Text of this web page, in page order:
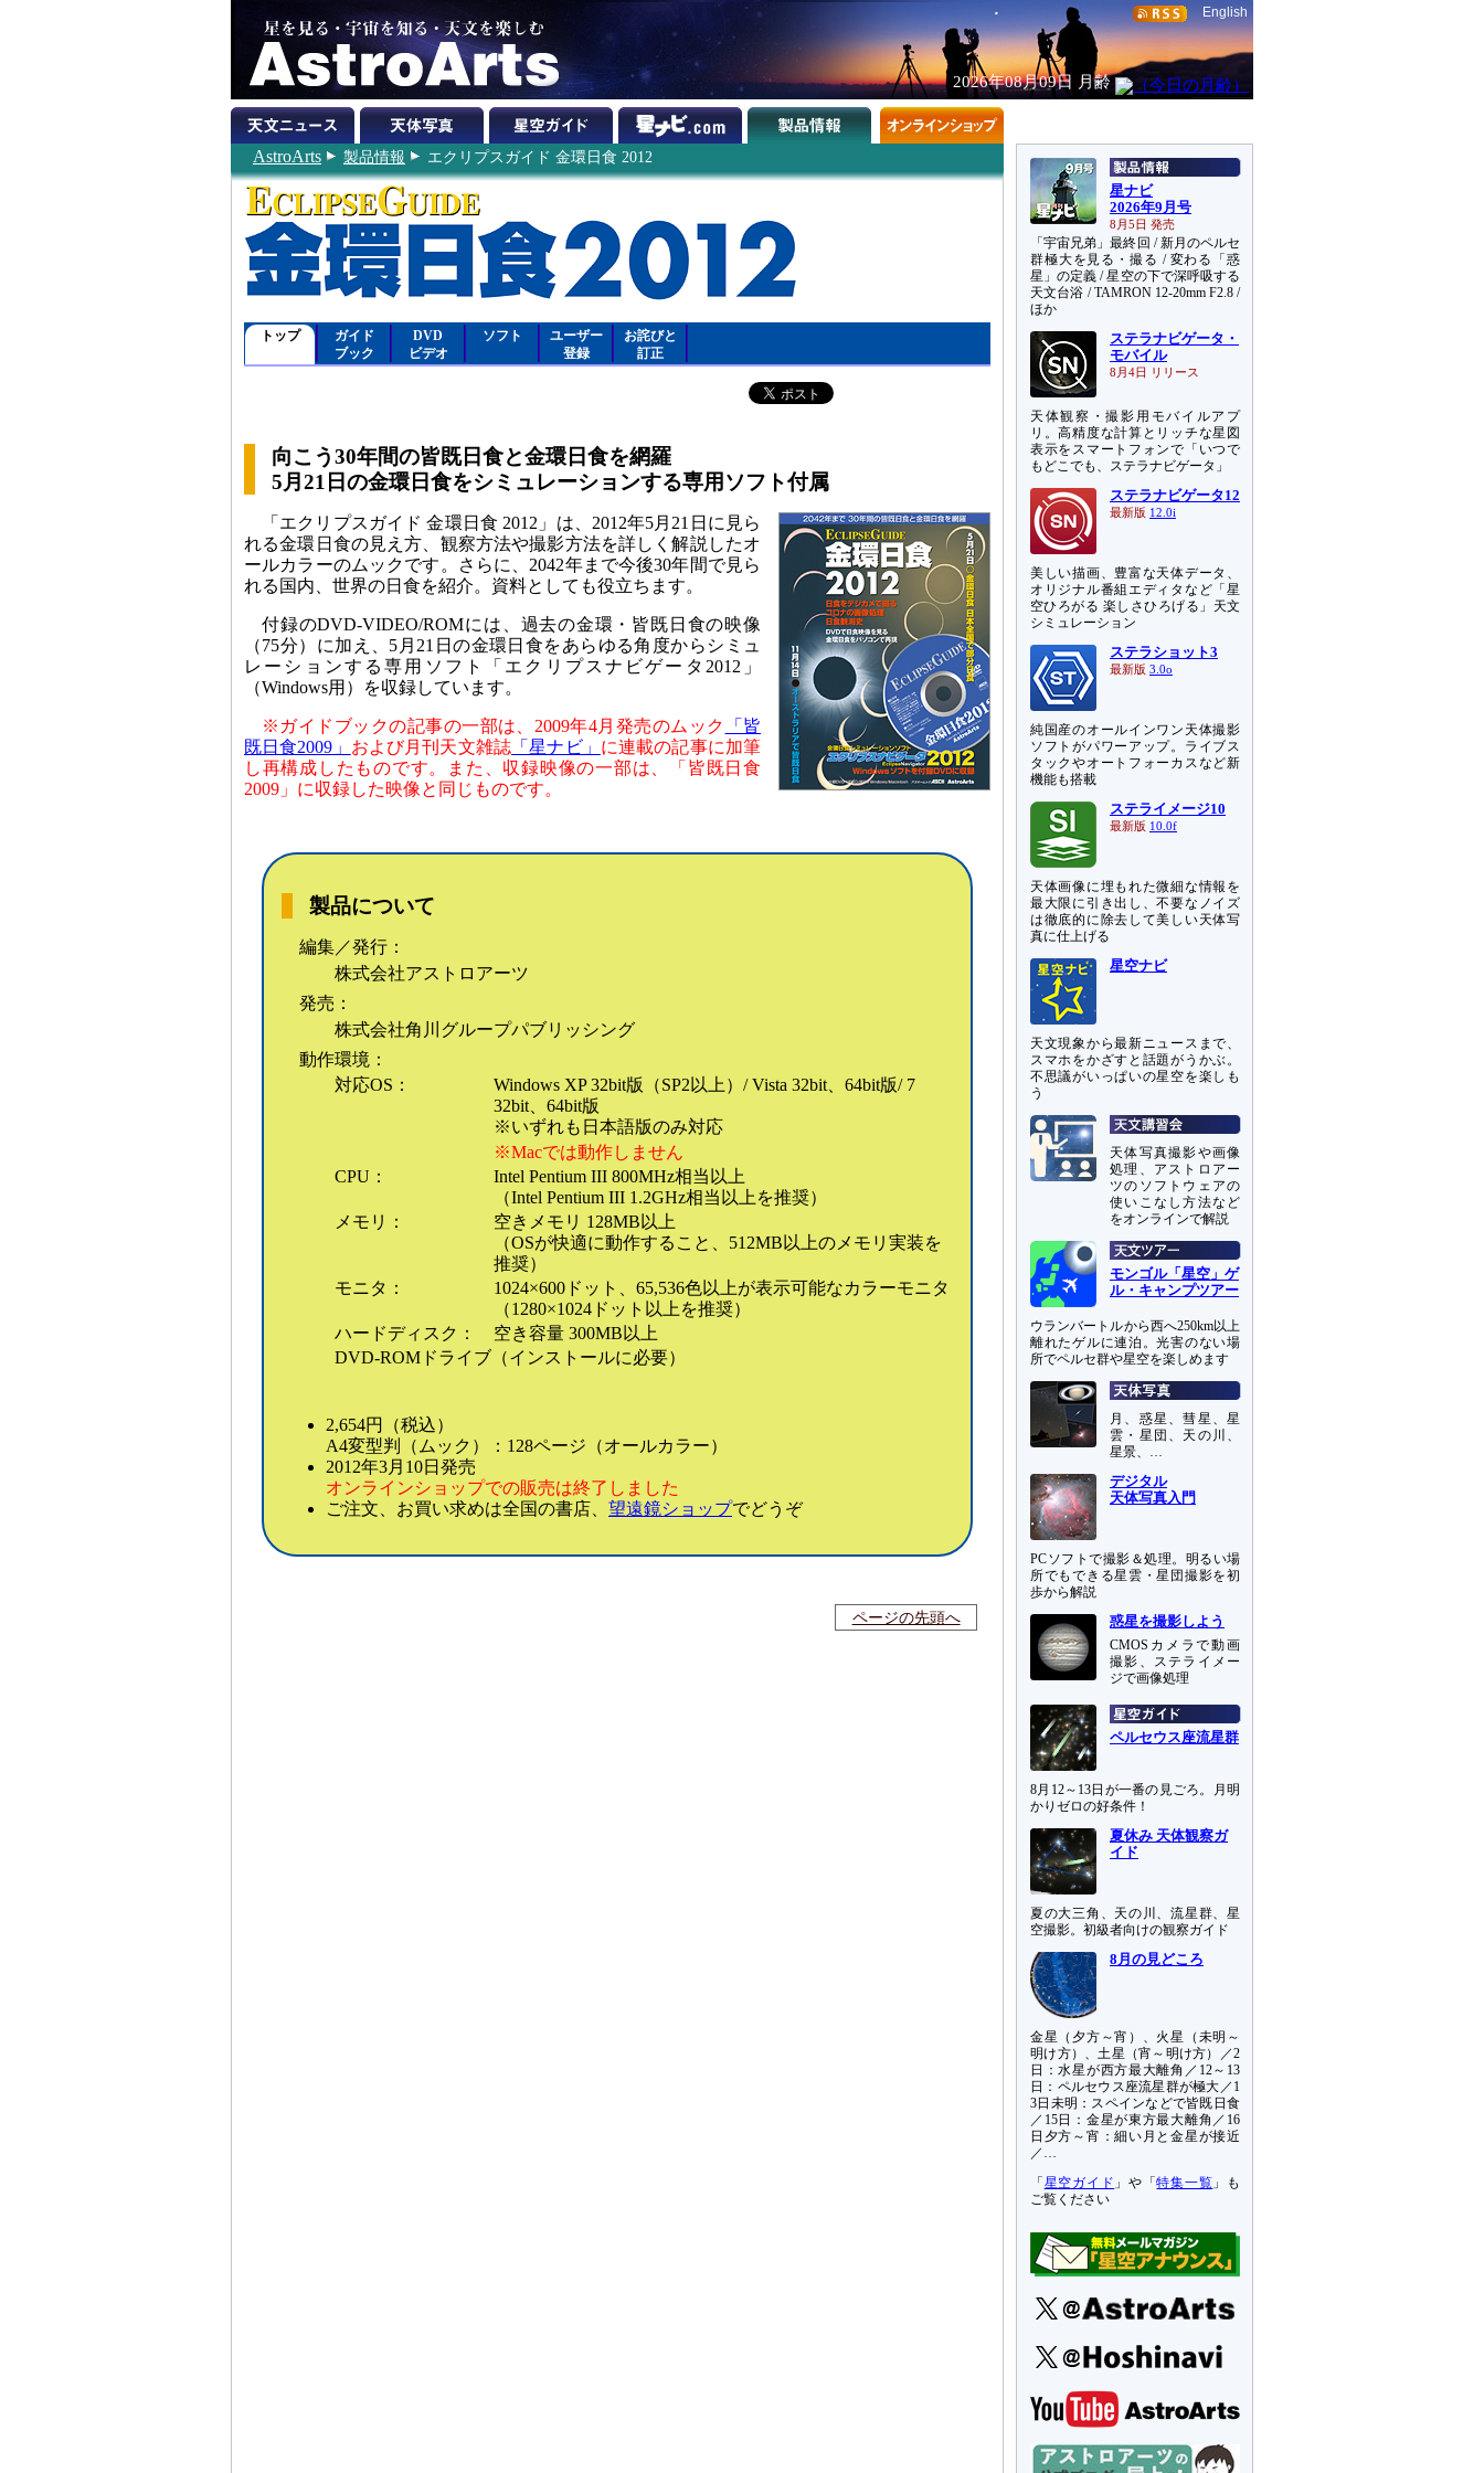
English
2026年08月09日 月齢
AstroArts 製品情報 エクリプスガイド 金環日食 2012
トップ
ガイド
ブック
DVD
ビデオ
ソフト
ユーザー
登録
お詫びと
訂正
向こう30年間の皆既日食と金環日食を網羅
5月21日の金環日食をシミュレーションする専用ソフト付属
「エクリプスガイド 金環日食 2012」は、2012年5月21日に見ら
れる金環日食の見え方、観察方法や撮影方法を詳しく解説したオ
ールカラーのムックです。さらに、2042年まで今後30年間で見ら
れる国内、世界の日食を紹介。資料としても役立ちます。
付録のDVD-VIDEO/ROMには、過去の金環・皆既日食の映像
（75分）に加え、5月21日の金環日食をあらゆる角度からシミュ
レーションする専用ソフト「エクリプスナビゲータ2012」
（Windows用）を収録しています。
※ガイドブックの記事の一部は、2009年4月発売のムック
「皆
既日食2009」 および月刊天文雑誌 「星ナビ」 に連載の記事に加筆
し再構成したものです。また、収録映像の一部は、「皆既日食
2009」に収録した映像と同じものです。
製品について
編集／発行：
株式会社アストロアーツ
発売：
株式会社角川グループパブリッシング
動作環境：
対応OS：
Windows XP 32bit版（SP2以上）/ Vista 32bit、64bit版/ 7
32bit、64bit版
※いずれも日本語版のみ対応
※Macでは動作しません
CPU：
Intel Pentium III 800MHz相当以上
（Intel Pentium III 1.2GHz相当以上を推奨）
メモリ：
空きメモリ 128MB以上
（OSが快適に動作すること、512MB以上のメモリ実装を
推奨）
モニタ：
1024×600ドット、65,536色以上が表示可能なカラーモニタ
（1280×1024ドット以上を推奨）
ハードディスク：
空き容量 300MB以上
DVD-ROMドライブ（インストールに必要）
2,654円（税込）
A4変型判（ムック）：128ページ（オールカラー）
2012年3月10日発売
オンラインショップでの販売は終了しました
ご注文、お買い求めは全国の書店、 望遠鏡ショップでどうぞ
ページの先頭へ
星ナビ
2026年9月号
8月5日 発売
「宇宙兄弟」最終回 / 新月のペルセ
群極大を見る・撮る / 変わる「惑
星」の定義 / 星空の下で深呼吸する
天文台浴 / TAMRON 12-20mm F2.8 /
ほか
ステラナビゲータ・
モバイル
8月4日 リリース
天体観察・撮影用モバイルアプ
リ。高精度な計算とリッチな星図
表示をスマートフォンで「いつで
もどこでも、ステラナビゲータ」
ステラナビゲータ12
最新版 12.0i
美しい描画、豊富な天体データ、
オリジナル番組エディタなど「星
空ひろがる 楽しさひろげる」天文
シミュレーション
ステラショット3
最新版 3.0o
純国産のオールインワン天体撮影
ソフトがパワーアップ。ライブス
タックやオートフォーカスなど新
機能も搭載
ステライメージ10
最新版 10.0f
天体画像に埋もれた微細な情報を
最大限に引き出し、不要なノイズ
は徹底的に除去して美しい天体写
真に仕上げる
星空ナビ
天文現象から最新ニュースまで、
スマホをかざすと話題がうかぶ。
不思議がいっぱいの星空を楽しも
う
天体写真撮影や画像
処理、アストロアー
ツのソフトウェアの
使いこなし方法など
をオンラインで解説
モンゴル「星空」ゲ
ル・キャンプツアー
ウランバートルから西へ250km以上
離れたゲルに連泊。光害のない場
所でペルセ群や星空を楽しめます
月、惑星、彗星、星
雲・星団、天の川、
星景、…
デジタル
天体写真入門
PCソフトで撮影＆処理。明るい場
所でもできる星雲・星団撮影を初
歩から解説
惑星を撮影しよう
CMOSカメラで動画
撮影、ステライメー
ジで画像処理
ペルセウス座流星群
8月12～13日が一番の見ごろ。月明
かりゼロの好条件！
夏休み 天体観察ガ
イド
夏の大三角、天の川、流星群、星
空撮影。初級者向けの観察ガイド
8月の見どころ
金星（夕方～宵）、火星（未明～
明け方）、土星（宵～明け方）／2
日：水星が西方最大離角／12～13
日：ペルセウス座流星群が極大／1
3日未明：スペインなどで皆既日食
／15日：金星が東方最大離角／16
日夕方～宵：細い月と金星が接近
／…
「 星空ガイド 」や「特集一覧 」も
ご覧ください